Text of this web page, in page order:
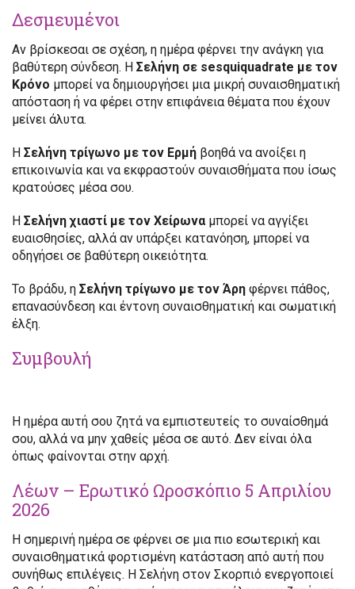
Δεσμευμένοι
Αν βρίσκεσαι σε σχέση, η ημέρα φέρνει την ανάγκη για
βαθύτερη σύνδεση. Η Σελήνη σε sesquiquadrate με τον
Κρόνο μπορεί να δημιουργήσει μια μικρή συναισθηματική
απόσταση ή να φέρει στην επιφάνεια θέματα που έχουν
μείνει άλυτα.
Η Σελήνη τρίγωνο με τον Ερμή βοηθά να ανοίξει η
επικοινωνία και να εκφραστούν συναισθήματα που ίσως
κρατούσες μέσα σου.
Η Σελήνη χιαστί με τον Χείρωναμπορεί να αγγίξει
ευαισθησίες, αλλά αν υπάρξει κατανόηση, μπορεί να
οδηγήσει σε βαθύτερη οικειότητα.
Το βράδυ, η Σελήνη τρίγωνο με τον Άρη φέρνει πάθος,
επανασύνδεση και έντονη συναισθηματική και σωματική
έλξη.
Συμβουλή
Η ημέρα αυτή σου ζητά να εμπιστευτείς το συναίσθημά
σου, αλλά να μην χαθείς μέσα σε αυτό. Δεν είναι όλα
όπως φαίνονται στην αρχή.
Λέων – Ερωτικό Ωροσκόπιο 5 Απριλίου
2026
Η σημερινή ημέρα σε φέρνει σε μια πιο εσωτερική και
συναισθηματικά φορτισμένη κατάσταση από αυτή που
συνήθως επιλέγεις. Η Σελήνη στον Σκορπιό ενεργοποιεί